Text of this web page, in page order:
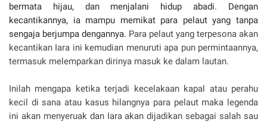
bermata hijau, dan menjalani hidup abadi. Dengan
kecantikannya, ia mampu memikat para pelaut yang tanpa
sengaja berjumpa dengannya. Para pelaut yang terpesona akan
kecantikan Iara ini kemudian menuruti apa pun permintaannya,
termasuk melemparkan dirinya masuk ke dalam lautan.
Inilah mengapa ketika terjadi kecelakaan kapal atau perahu
kecil di sana atau kasus hilangnya para pelaut maka legenda
ini akan menyeruak dan Iara akan dijadikan sebagai salah sau